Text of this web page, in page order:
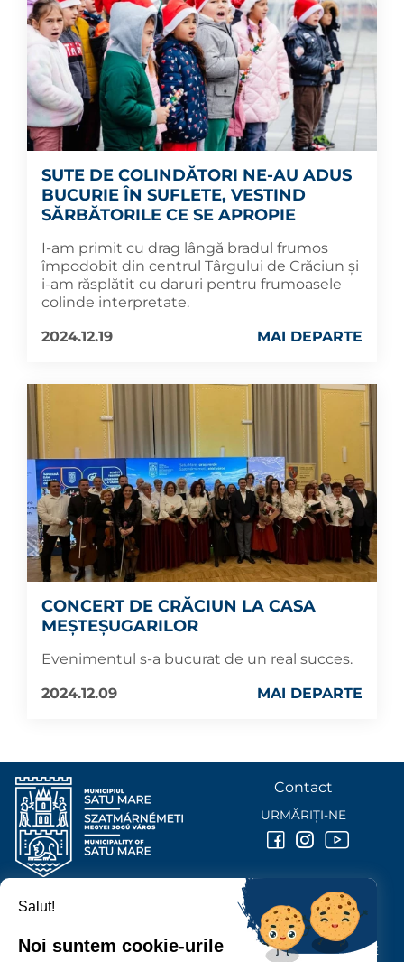
SUTE DE COLINDĂTORI NE-AU ADUS
BUCURIE ÎN SUFLETE, VESTIND
SĂRBĂTORILE CE SE APROPIE
I-am primit cu drag lângă bradul frumos
împodobit din centrul Târgului de Crăciun și
i-am răsplătit cu daruri pentru frumoasele
colinde interpretate.
2024.12.19
MAI DEPARTE
CONCERT DE CRĂCIUN LA CASA
MEȘTEȘUGARILOR
Evenimentul s-a bucurat de un real succes.
2024.12.09
MAI DEPARTE
PRIMĂRIA MUNICIPIULUI
P-ȚA 25 OCTOMBRIE, NR. 1 CORP M, 440026 SATU MARE
Contact
URMĂRIȚI-NE
Salut!
Noi suntem cookie-urile